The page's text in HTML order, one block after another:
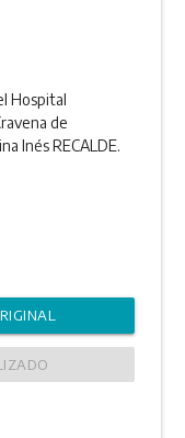
Hospital
de
Inés RECALDE.